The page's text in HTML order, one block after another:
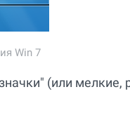
Win 7
(или мелкие,